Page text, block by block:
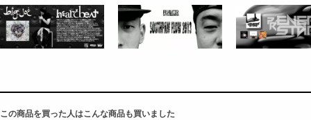
この商品を買った人はこんな商品も買いました